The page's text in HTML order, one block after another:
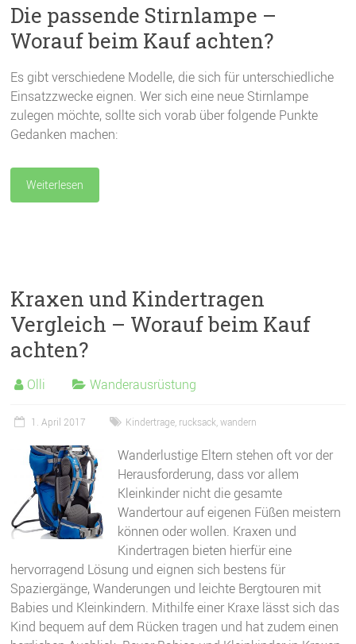
Die passende Stirnlampe –
Worauf beim Kauf achten?
Es gibt verschiedene Modelle, die sich für unterschiedliche
Einsatzzwecke eignen. Wer sich eine neue Stirnlampe
zulegen möchte, sollte sich vorab über folgende Punkte
Gedanken machen:
Weiterlesen
Kraxen und Kindertragen
Vergleich – Worauf beim Kauf
achten?
Olli Wanderausrüstung
1. April 2017 Kindertrage rucksack ,wandern
Wanderlustige Eltern stehen oft vor der
Herausforderung, dass vor allem
Kleinkinder nicht die gesamte
Wandertour auf eigenen Füßen meistern
können oder wollen. Kraxen und
Kindertragen bieten hierfür eine
hervorragend Lösung und eignen sich bestens für
Spaziergänge, Wanderungen und leichte Bergtouren mit
Babies und Kleinkindern. Mithilfe einer Kraxe lässt sich das
Kind bequem auf dem Rücken tragen und hat zudem einen